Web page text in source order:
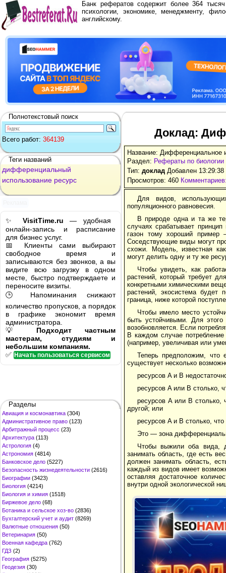
Банк рефератов содержит более 364
психологии, экономике, менеджменту,
английскому.
Полнотекстовый поиск
Всего работ: 364139
Теги названий
дифференциальный
использование ресурс
✨ VisitTime.ru — удобная
онлайн-запись и расписание
для бизнес услуг.
📅 Клиенты сами выбирают
свободное время и
записываются без звонков, а вы
видите всю загрузку в одном
месте, быстро подтверждаете и
переносите визиты.
🕒 Напоминания снижают
количество пропусков, а порядок
в графике экономит время
администратора.
💡 Подходит частным
мастерам, студиям и
небольшим компаниям.
✅ Начать пользоваться сервисом
Разделы
Авиация и космонавтика (304)
Административное право (123)
Арбитражный процесс (23)
Архитектура (113)
Астрология (4)
Астрономия (4814)
Банковское дело (5227)
Безопасность жизнедеятельности (2616)
Биографии (3423)
Биология (4214)
Биология и химия (1518)
Биржевое дело (68)
Ботаника и сельское хоз-во (2836)
Бухгалтерский учет и аудит (8269)
Валютные отношения (50)
Ветеринария (50)
Военная кафедра (762)
ГДЗ (2)
География (5275)
Геодезия (30)
Доклад:
Название: Дифференциальное
Раздел: Рефераты по биологии
Тип: доклад Добавлен
Просмотров: 460
Для видов,
популяционного равновесия.
В природе одна и та же
случаях срабатывает
газон тому хороший пример
Соседствующие виды могут
схожи. Модель, известная
могут делить одну и ту же
Чтобы увидеть, как
растений, который требует
конкретными химическими
растений, экосистема будет
граница, ниже которой
Чтобы имело место
быть устойчивыми. Для этого
возобновляется. Если
В каждом случае
(например, увеличивая или
Теперь предположим, что
существует несколько
ресурсов A и B
ресурсов A или B столько,
ресурсов A или B столько,
другой; или
ресурсов A и B столько,
Это — зона
Чтобы выжили оба вида,
занимать область, где есть
должен занимать область,
каждый из видов имеет
оставляя достаточное
внутри одной экологической